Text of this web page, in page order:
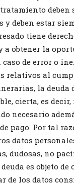
deben
y deben estar
tiene
a obtener la
de error o
relativos al
la deuda
cierta, es
necesario
pago. Por tal
datos
dudosas, no
es objeto de
de los datos